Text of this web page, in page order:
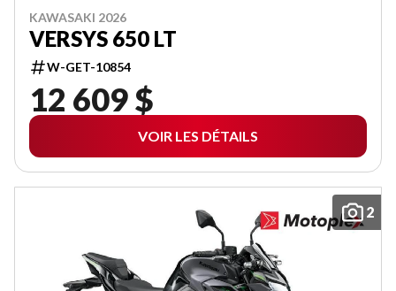
KAWASAKI 2026
VERSYS 650 LT
W-GET-10854
12 609 $
VOIR LES DÉTAILS
2